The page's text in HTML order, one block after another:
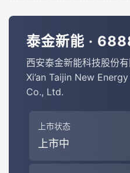
泰金新能 ·
西安泰金新能科技股份
Xi’an Taijin New
Co., Ltd.
上市状态
上市中